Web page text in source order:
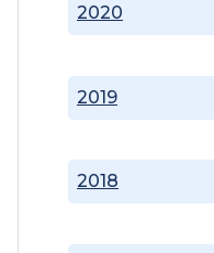
2018
2019
2020